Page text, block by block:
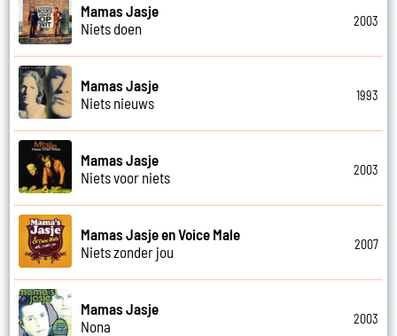
Mamas Jasje
Niets doen
2003
Mamas Jasje
Niets nieuws
1993
Mamas Jasje
Niets voor niets
2003
Mamas Jasje en Voice Male
Niets zonder jou
2007
Mamas Jasje
Nona
2003